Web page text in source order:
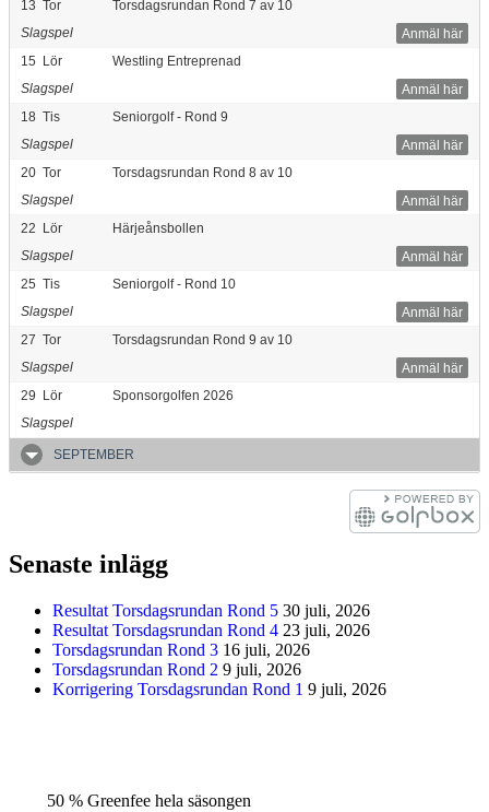
13 Tor
Torsdagsrundan Rond 7 av 10
Anmäl här
Slagspel
15 Lör
Westling Entreprenad
Anmäl här
Slagspel
18 Tis
Seniorgolf - Rond 9
Anmäl här
Slagspel
20 Tor
Torsdagsrundan Rond 8 av 10
Anmäl här
Slagspel
22 Lör
Härjeånsbollen
Anmäl här
Slagspel
25 Tis
Seniorgolf - Rond 10
Anmäl här
Slagspel
27 Tor
Torsdagsrundan Rond 9 av 10
Anmäl här
Slagspel
29 Lör
Sponsorgolfen 2026
Slagspel
SEPTEMBER
Senaste inlägg
Resultat Torsdagsrundan Rond 5 30 juli, 2026
Resultat Torsdagsrundan Rond 4 23 juli, 2026
Torsdagsrundan Rond 3 16 juli, 2026
Torsdagsrundan Rond 2 9 juli, 2026
Korrigering Torsdagsrundan Rond 1 9 juli, 2026
50 % Greenfee hela säsongen